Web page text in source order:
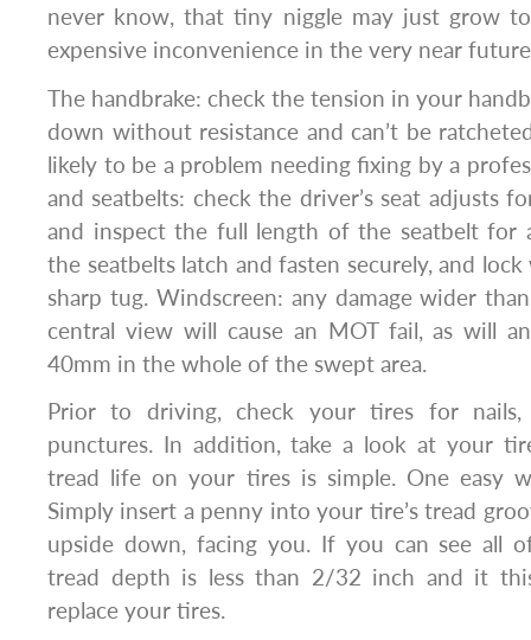
never know, that tiny niggle may just grow
expensive inconvenience in the very near
The handbrake: check the tension in your
down without resistance and can’t be
likely to be a problem needing fixing by a
and seatbelts: check the driver’s seat adjusts
and inspect the full length of the seatbelt for
the seatbelts latch and fasten securely, and
sharp tug. Windscreen: any damage wider
central view will cause an MOT fail, as will
40mm in the whole of the swept area.
Prior to driving, check your tires for nails,
punctures. In addition, take a look at your
tread life on your tires is simple. One easy
Simply insert a penny into your tire’s tread
upside down, facing you. If you can see all
tread depth is less than 2/32 inch and it
replace your tires.